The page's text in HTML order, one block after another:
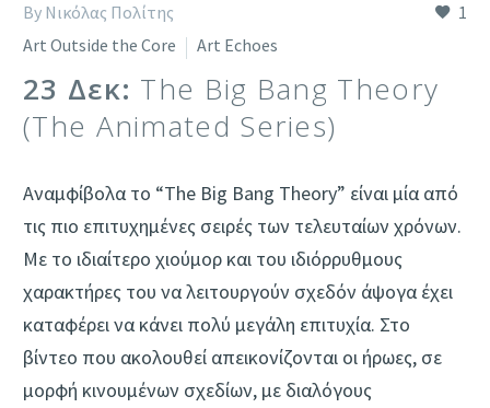
1
By Νικόλας Πολίτης
Art Outside the Core
Art Echoes
23 Δεκ: The Big Bang Theory
(The Animated Series)
Αναμφίβολα το “The Big Bang Theory” είναι μία από
τις πιο επιτυχημένες σειρές των τελευταίων χρόνων.
Με το ιδιαίτερο χιούμορ και του ιδιόρρυθμους
χαρακτήρες του να λειτουργούν σχεδόν άψογα έχει
καταφέρει να κάνει πολύ μεγάλη επιτυχία. Στο
βίντεο που ακολουθεί απεικονίζονται οι ήρωες, σε
μορφή κινουμένων σχεδίων, με διαλόγους